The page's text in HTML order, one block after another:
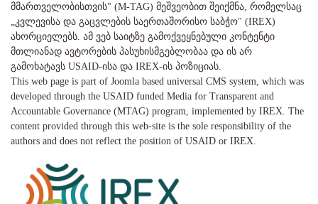
მმართველობისთვის" (M-TAG) მეშვეობით შეიქმნა, რომელსაც
„კვლევისა და გაცვლების საერთაშორისო საბჭო" (IREX)
ახორციელებს. ამ ვებ საიტზე გამოქვეყნებული კონტენტი
მთლიანად ავტორების პასუხისმგებლობაა და ის არ
გამოხატავს USAID-ისა და IREX-ის პოზიციას.
This web page is part of Joomla based universal CMS system, which was
developed through the USAID funded Media for Transparent and
Accountable Governance (MTAG) program, implemented by IREX. The
content provided through this web-site is the sole responsibility of the
authors and does not reflect the position of USAID or IREX.